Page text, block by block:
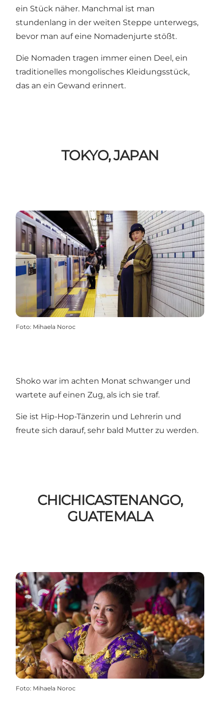
ein Stück näher. Manchmal ist man
stundenlang in der weiten Steppe unterwegs,
bevor man auf eine Nomadenjurte stößt.
Die Nomaden tragen immer einen Deel, ein
traditionelles mongolisches Kleidungsstück,
das an ein Gewand erinnert.
TOKYO, JAPAN
Foto: Mihaela Noroc
Shoko war im achten Monat schwanger und
wartete auf einen Zug, als ich sie traf.
Sie ist Hip-Hop-Tänzerin und Lehrerin und
freute sich darauf, sehr bald Mutter zu werden.
CHICHICASTENANGO,
GUATEMALA
Foto: Mihaela Noroc